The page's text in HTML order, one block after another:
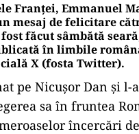
Franței, Emmanuel
mesaj defelicitare
fostfăcutsâmbătă
înlimbile
X (fosta Twitter).
pe NicușorDan și l-
sa în fruntea
încercări de